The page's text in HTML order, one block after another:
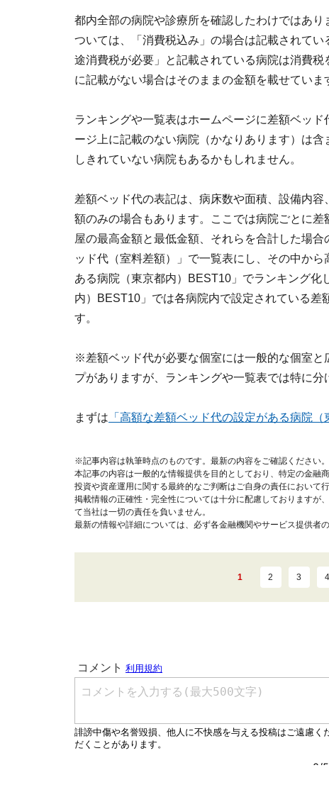
都内全部の病院や診療所を確認したわけではあり
ついては、「消費税込み」の場合は記載されてい
途消費税が必要」と記載されている病院は消費税
に記載がない場合はそのままの金額を載せていま
ランキングや一覧表はホームページに差額ベッ
ージ上に記載のない病院（かなりあります）は
しきれていない病院もあるかもしれません。
差額ベッド代の表記は、病床数や面積、設備内
額のみの場合もあります。ここでは病院ごとに
屋の最高金額と最低金額、それらを合計した場
ッド代（室料差額）」で一覧表にし、その中か
ある病院（東京都内）BEST10」でランキング
内）BEST10」では各病院内で設定されている差
す。
※差額ベッド代が必要な個室には一般的な個室と
プがありますが、ランキングや一覧表では特に分
まずは 「高額な差額ベッド代の設定がある病院（
※記事内容は執筆時点のものです。最新の内容をご確認ください。
本記事の内容は一般的な情報提供を目的としており、特定の金融
投資や資産運用に関する最終的なご判断はご自身の責任において行
掲載情報の正確性・完全性については十分に配慮しておりますが
て当社は一切の責任を負いません。
最新の情報や詳細については、必ず各金融機関やサービス提供者
1 2 3 4